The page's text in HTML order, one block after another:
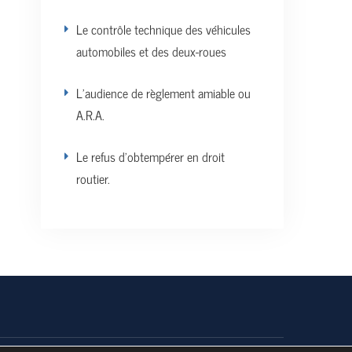
Le contrôle technique des véhicules
automobiles et des deux-roues
L’audience de règlement amiable ou
A.R.A.
Le refus d’obtempérer en droit
routier.